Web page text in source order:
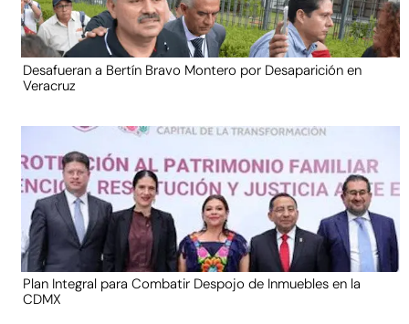
Desafueran a Bertín Bravo Montero por Desaparición en
Veracruz
Plan Integral para Combatir Despojo de Inmuebles en la
CDMX